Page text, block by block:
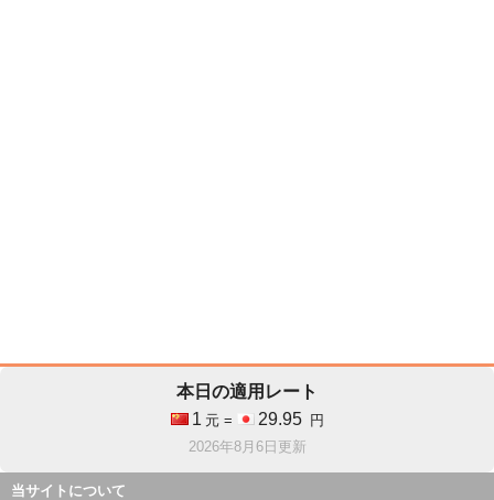
本日の適用レート
1 元 = 29.95
円
2026年8月6日更新
当サイトについて